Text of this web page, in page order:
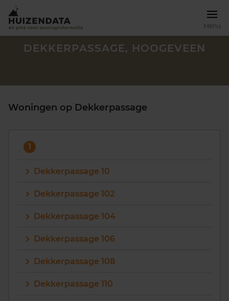
Menu
088 220 4200
Maandag t/m vrijdag - 08:00 -18:00
DEKKERPASSAGE, HOOGEVEEN
Woningen op Dekkerpassage
1
Dekkerpassage 10
Dekkerpassage 102
Dekkerpassage 104
Dekkerpassage 106
Dekkerpassage 108
Dekkerpassage 110